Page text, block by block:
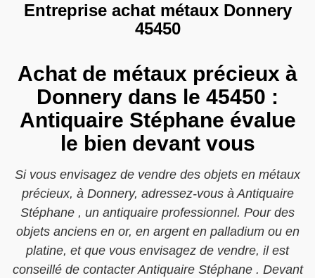
Entreprise achat métaux Donnery
45450
Achat de métaux précieux à
Donnery dans le 45450 :
Antiquaire Stéphane évalue
le bien devant vous
Si vous envisagez de vendre des objets en métaux
précieux, à Donnery, adressez-vous à Antiquaire
Stéphane , un antiquaire professionnel. Pour des
objets anciens en or, en argent en palladium ou en
platine, et que vous envisagez de vendre, il est
conseillé de contacter Antiquaire Stéphane . Devant